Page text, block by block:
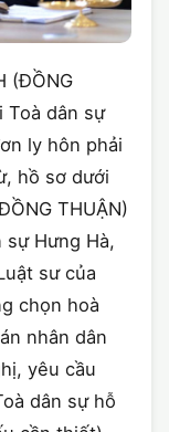
(ĐỒNG
Toà dân sự
ly hôn phải
hồ sơ dưới
THUẬN)
Hưng Hà,
sư của
chọn hoà
nhân dân
yêu cầu
dân sự hỗ